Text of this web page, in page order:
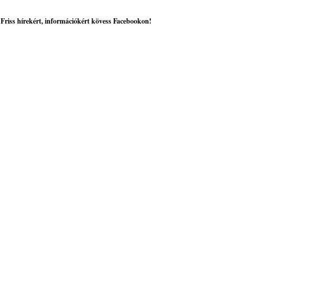
Friss hírekért, információkért kövess Facebookon!